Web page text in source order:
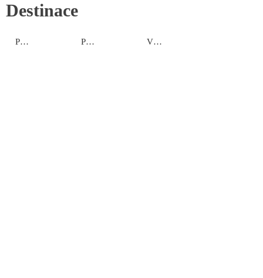
Destinace
Pobřeží Perského zálivu Pobřeží Rudého moře Vnitrozemí